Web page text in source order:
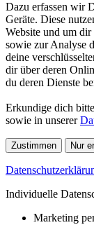
Dazu erfassen wir
Geräte. Diese
Website und um dir
sowie zur Analyse
deine
dir über deren
du deren Dienste
Erkundige dich
sowie in unserer
Zustimmen Nur
Individuelle
Marketing